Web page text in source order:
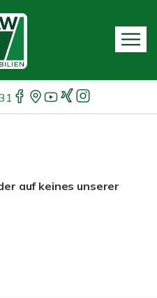
auf keines unserer